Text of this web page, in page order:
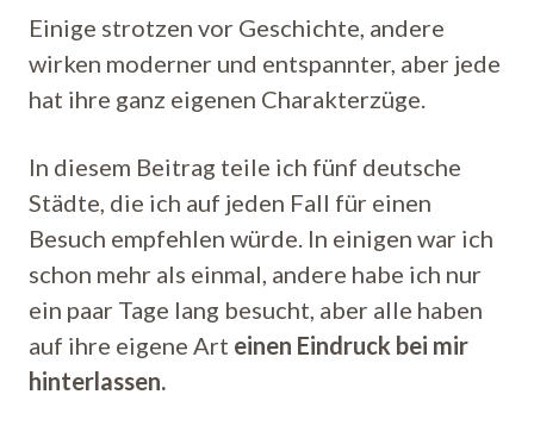
Einige strotzen vor Geschichte, andere
wirken moderner und entspannter, aber jede
hat ihre ganz eigenen Charakterzüge.
In diesem Beitrag teile ich fünf deutsche
Städte, die ich auf jeden Fall für einen
Besuch empfehlen würde. In einigen war ich
schon mehr als einmal, andere habe ich nur
ein paar Tage lang besucht, aber alle haben
auf ihre eigene Art einen Eindruck bei mir
hinterlassen.